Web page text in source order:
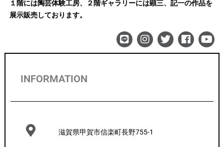
１階には陶芸体験工房、２階ギャラリーには顕三、記一の作品を
展示販売しております。
INFORMATION
滋賀県甲賀市信楽町長野755-1